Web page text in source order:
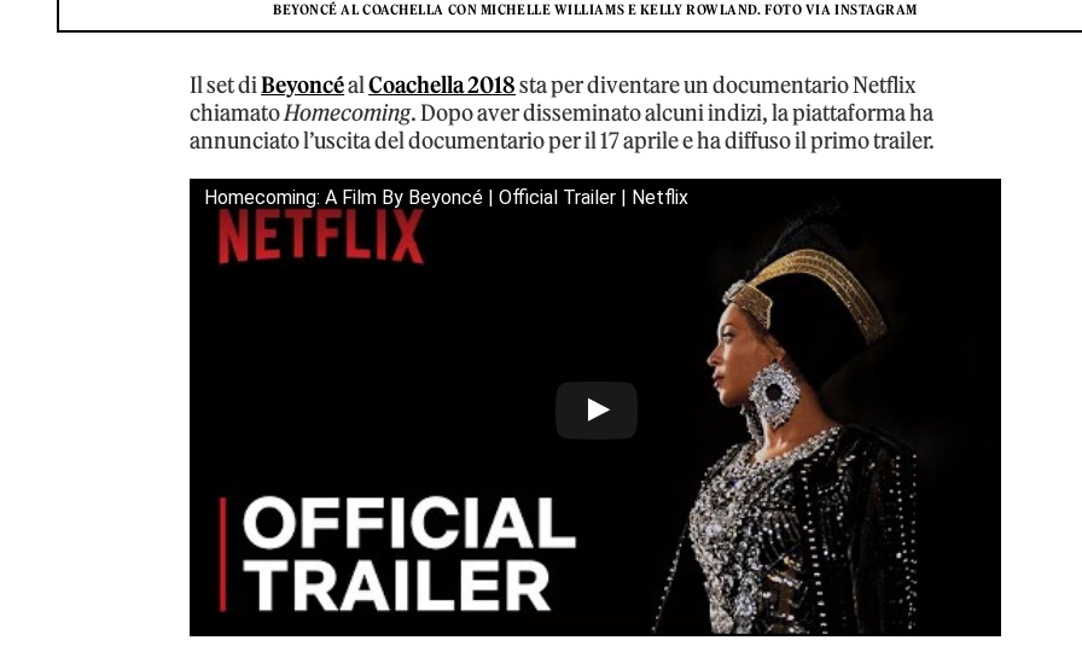
BEYONCÉ AL COACHELLA CON MICHELLE WILLIAMS E KELLY ROWLAND. FOTO VIA INSTAGRAM
Il set diBeyoncéalCoachella 2018sta per diventare un documentario Netflix
chiamatoHomecoming. Dopo aver disseminato alcuni indizi, la piattaforma ha
annunciato l’uscita del documentario per il 17 aprile e ha diffuso il primo trailer.
Homecoming: A Film By Beyoncé | Official Trailer | Netflix